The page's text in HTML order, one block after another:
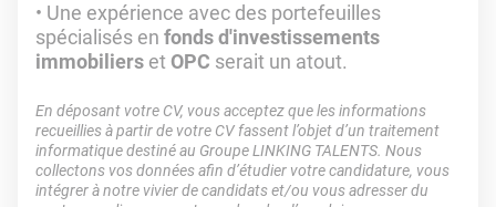
Une expérience avec des portefeuilles
spécialisés en fonds d'investissements
immobiliers et OPC serait un atout.
En déposant votre CV, vous acceptez que les informations
recueillies à partir de votre CV fassent l’objet d’un traitement
informatique destiné au Groupe LINKING TALENTS. Nous
collectons vos données afin d’étudier votre candidature, vous
intégrer à notre vivier de candidats et/ou vous adresser du